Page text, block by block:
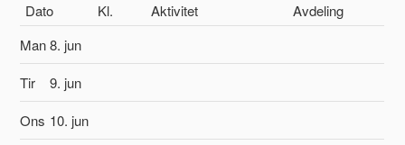
Dato Kl. Aktivitet
Avdeling
Man8. jun
Tir
9. jun
Ons 10. jun